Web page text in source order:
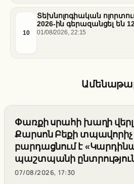
10
Տեխնոլոգիական
2026-ին գերազանցել են
ենթակառուցվածքների
01/08/2026, 22:15
Փառքի սրահի խաղի
Քարսոն Բեքի
բարդացնում է
պաշտպանի
07/08/2026, 17:30